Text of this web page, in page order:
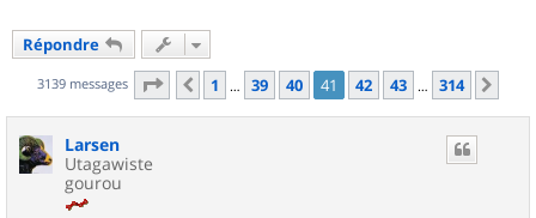
Répondre
3139 messages Page 41 sur314
Précédent
1 … 39 40 41 42 43 … 314
Larsen
Utagawiste
gourou